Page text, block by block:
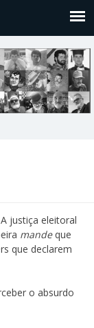
justiça eleitoral
mandeque
que declarem
o absurdo